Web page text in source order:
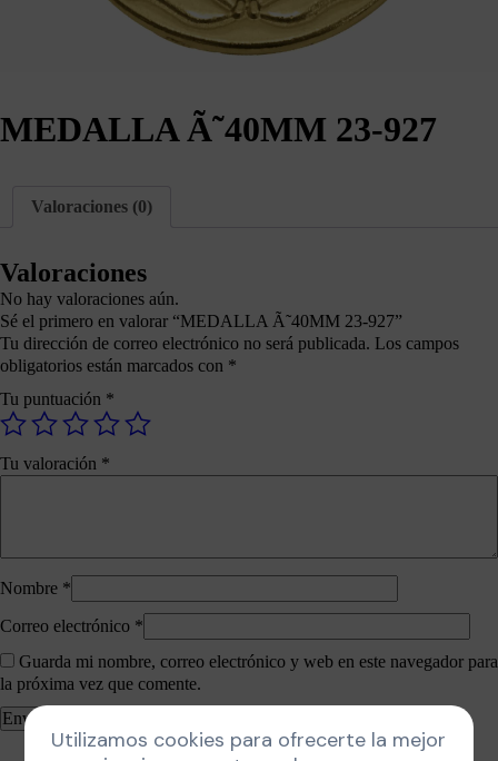
MEDALLA Ã˜40MM 23-927
Valoraciones (0)
Valoraciones
No hay valoraciones aún.
Sé el primero en valorar “MEDALLA Ã˜40MM 23-927”
Tu dirección de correo electrónico no será publicada. Los campos
obligatorios están marcados con *
Tu puntuación *
Tu valoración *
Nombre *
Correo electrónico *
Guarda mi nombre, correo electrónico y web en este navegador para
la próxima vez que comente.
Utilizamos cookies para ofrecerte la mejor